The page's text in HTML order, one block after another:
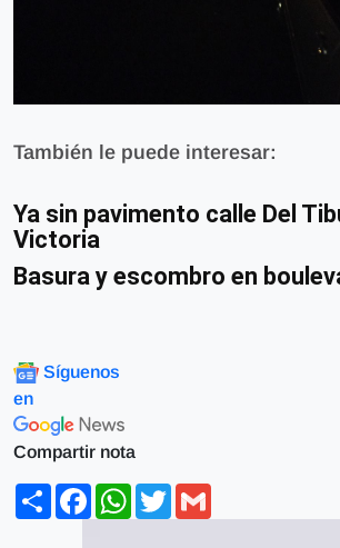
También le puede interesar:
Ya sin pavimento calle Del
Victoria
Basura y escombro en
Síguenos
en
Compartir nota
ShareFacebookWhatsApp
Twitter